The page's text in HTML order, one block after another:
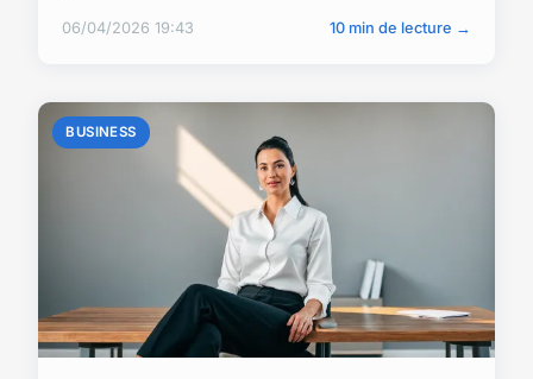
06/04/2026 19:43 10 min de lecture →
BUSINESS